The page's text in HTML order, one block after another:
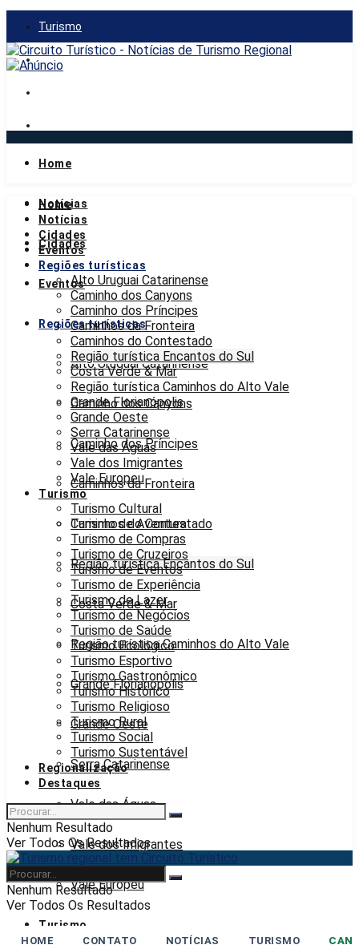
Turismo
Gastronomia
sexta-feira, 7 de agosto de 2026
Home
Notícias
Cidades
Eventos
Regiões turísticas
Alto Uruguai Catarinense
Caminho dos Canyons
Caminho dos Príncipes
Caminhos da Fronteira
Caminhos do Contestado
Região turística Encantos do Sul
Costa Verde & Mar
Região turística Caminhos do Alto Vale
Grande Florianópolis
Grande Oeste
Serra Catarinense
Vale das Águas
Vale dos Imigrantes
Vale Europeu
Turismo
Home
Notícias
Cidades
Eventos
Regiões turísticas
Alto Uruguai Catarinense
Caminho dos Canyons
Caminho dos Príncipes
Caminhos da Fronteira
Caminhos do Contestado
Região turística Encantos do Sul
Costa Verde & Mar
Região turística Caminhos do Alto Vale
Grande Florianópolis
Grande Oeste
Serra Catarinense
Vale das Águas
Vale dos Imigrantes
Vale Europeu
Turismo
Turismo Cultural
Turismo de Aventura
Turismo de Compras
Turismo de Cruzeiros
Turismo de Eventos
Turismo de Experiência
Turismo de Lazer
Turismo de Negócios
Turismo de Saúde
Turismo Ecológico
Turismo Esportivo
Turismo Gastronômico
Turismo Histórico
Turismo Religioso
Turismo Rural
Turismo Social
Turismo Sustentável
Regionalização
Destaques
Nenhum Resultado
Ver Todos Os Resultados
Nenhum Resultado
Ver Todos Os Resultados
HOME CONTATO NOTÍCIAS TURISMO